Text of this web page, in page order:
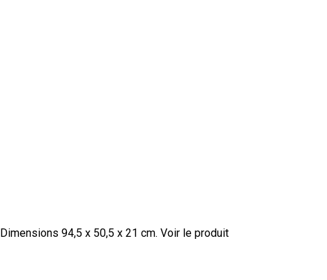
94,5 x 50,5 x 21 cm. Voir le produit